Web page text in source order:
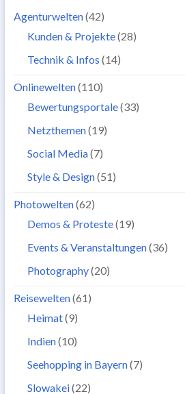
Agenturwelten(42)
Kunden & Projekte(28)
Technik & Infos (14)
Onlinewelten(110)
Bewertungsportale(33)
Netzthemen(19)
Social Media(7)
Style & Design(51)
Photowelten(62)
Demos & Proteste(19)
Events & Veranstaltungen(36)
Photography(20)
Reisewelten(61)
Heimat(9)
Indien(10)
Seehopping in Bayern(7)
Slowakei(22)